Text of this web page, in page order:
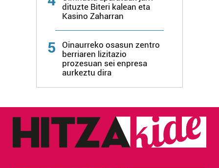
dituzte Biteri kalean eta
Kasino Zaharran
5
Oinaurreko osasun zentro
berriaren lizitazio
prozesuan sei enpresa
aurkeztu dira